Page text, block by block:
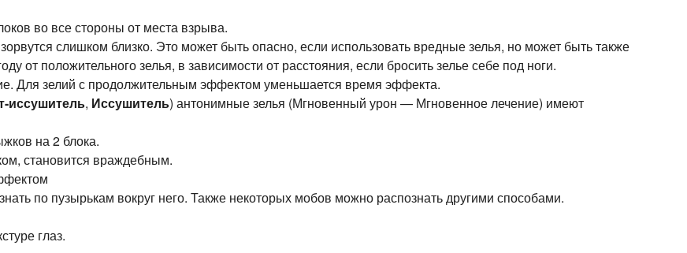
во все стороны от места взрыва.
слишком близко. Это может быть опасно, если использовать вредные зелья, но может быть также
от положительного зелья, в зависимости от расстояния, если бросить зелье себе под ноги.
Для зелий с продолжительным эффектом уменьшается время эффекта.
иссушитель, Иссушитель) антонимные зелья (Мгновенный урон — Мгновенное лечение) имеют
на 2 блока.
становится враждебным.
по пузырькам вокруг него. Также некоторых мобов можно распознать другими способами.
глаз.